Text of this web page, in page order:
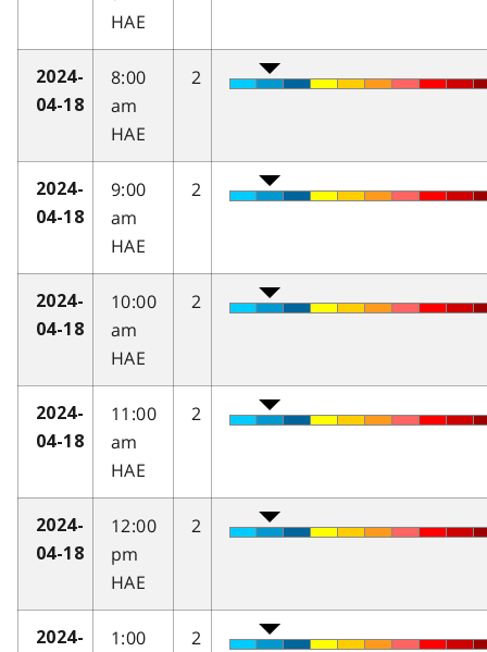
HAE
2024-
04-18
8:00
am
HAE
2
2024-
04-18
9:00
am
HAE
2
2024-
04-18
10:00
am
HAE
2
2024-
04-18
11:00
am
HAE
2
2024-
04-18
12:00
pm
HAE
2
2024-
1:00
2